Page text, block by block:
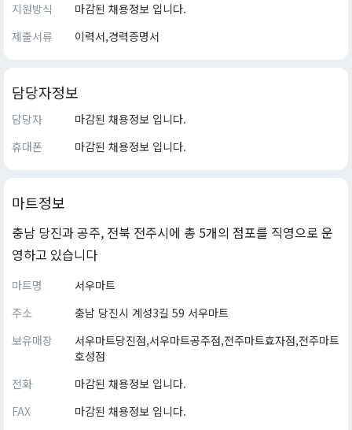
지원방식
마감된 채용정보 입니다.
제출서류
이력서,경력증명서
담당자정보
담당자
마감된 채용정보 입니다.
휴대폰
마감된 채용정보 입니다.
마트정보
충남 당진과 공주, 전북 전주시에 총 5개의 점포를 직영으로 운
영하고 있습니다
마트명
서우마트
주소
충남 당진시 계성3길 59 서우마트
보유매장
서우마트당진점,서우마트공주점,전주마트효자점,전주마트
호성점
전화
마감된 채용정보 입니다.
FAX
마감된 채용정보 입니다.